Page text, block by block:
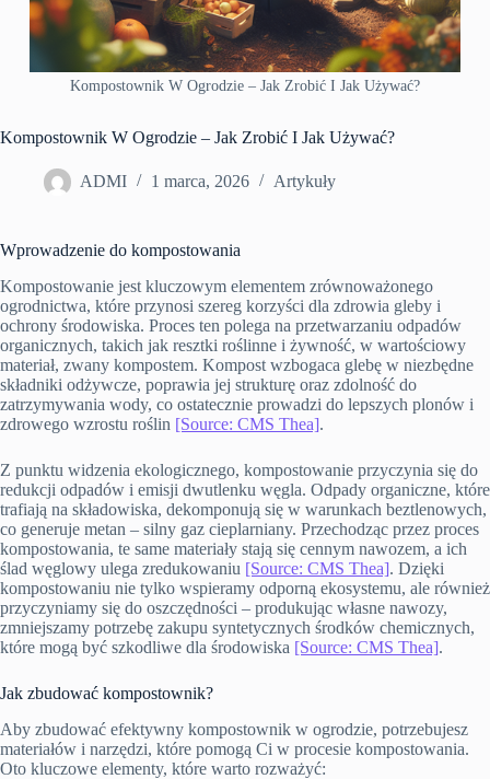
Kompostownik W Ogrodzie – Jak Zrobić I Jak Używać?
Kompostownik W Ogrodzie – Jak Zrobić I Jak Używać?
ADMI 1 marca, 2026 Artykuły
Wprowadzenie do kompostowania
Kompostowanie jest kluczowym elementem zrównoważonego
ogrodnictwa, które przynosi szereg korzyści dla zdrowia gleby i
ochrony środowiska. Proces ten polega na przetwarzaniu odpadów
organicznych, takich jak resztki roślinne i żywność, w wartościowy
materiał, zwany kompostem. Kompost wzbogaca glebę w niezbędne
składniki odżywcze, poprawia jej strukturę oraz zdolność do
zatrzymywania wody, co ostatecznie prowadzi do lepszych plonów i
zdrowego wzrostu roślin [Source: CMS Thea].
Z punktu widzenia ekologicznego, kompostowanie przyczynia się do
redukcji odpadów i emisji dwutlenku węgla. Odpady organiczne, które
trafiają na składowiska, dekomponują się w warunkach beztlenowych,
co generuje metan – silny gaz cieplarniany. Przechodząc przez proces
kompostowania, te same materiały stają się cennym nawozem, a ich
ślad węglowy ulega zredukowaniu [Source: CMS Thea]. Dzięki
kompostowaniu nie tylko wspieramy odporną ekosystemu, ale również
przyczyniamy się do oszczędności – produkując własne nawozy,
zmniejszamy potrzebę zakupu syntetycznych środków chemicznych,
które mogą być szkodliwe dla środowiska [Source: CMS Thea].
Jak zbudować kompostownik?
Aby zbudować efektywny kompostownik w ogrodzie, potrzebujesz
materiałów i narzędzi, które pomogą Ci w procesie kompostowania.
Oto kluczowe elementy, które warto rozważyć: